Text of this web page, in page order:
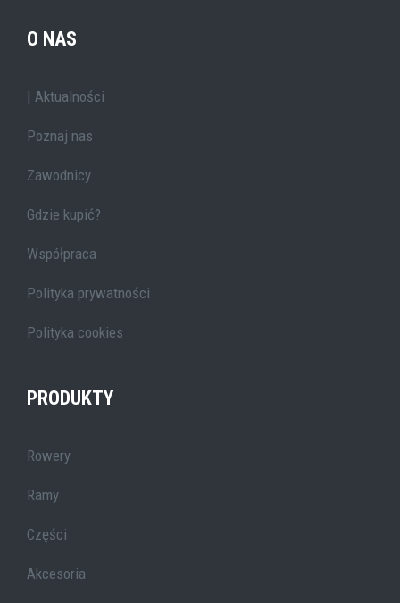
O NAS
| Aktualności
Poznaj nas
Zawodnicy
Gdzie kupić?
Współpraca
Polityka prywatności
Polityka cookies
PRODUKTY
Rowery
Ramy
Części
Akcesoria